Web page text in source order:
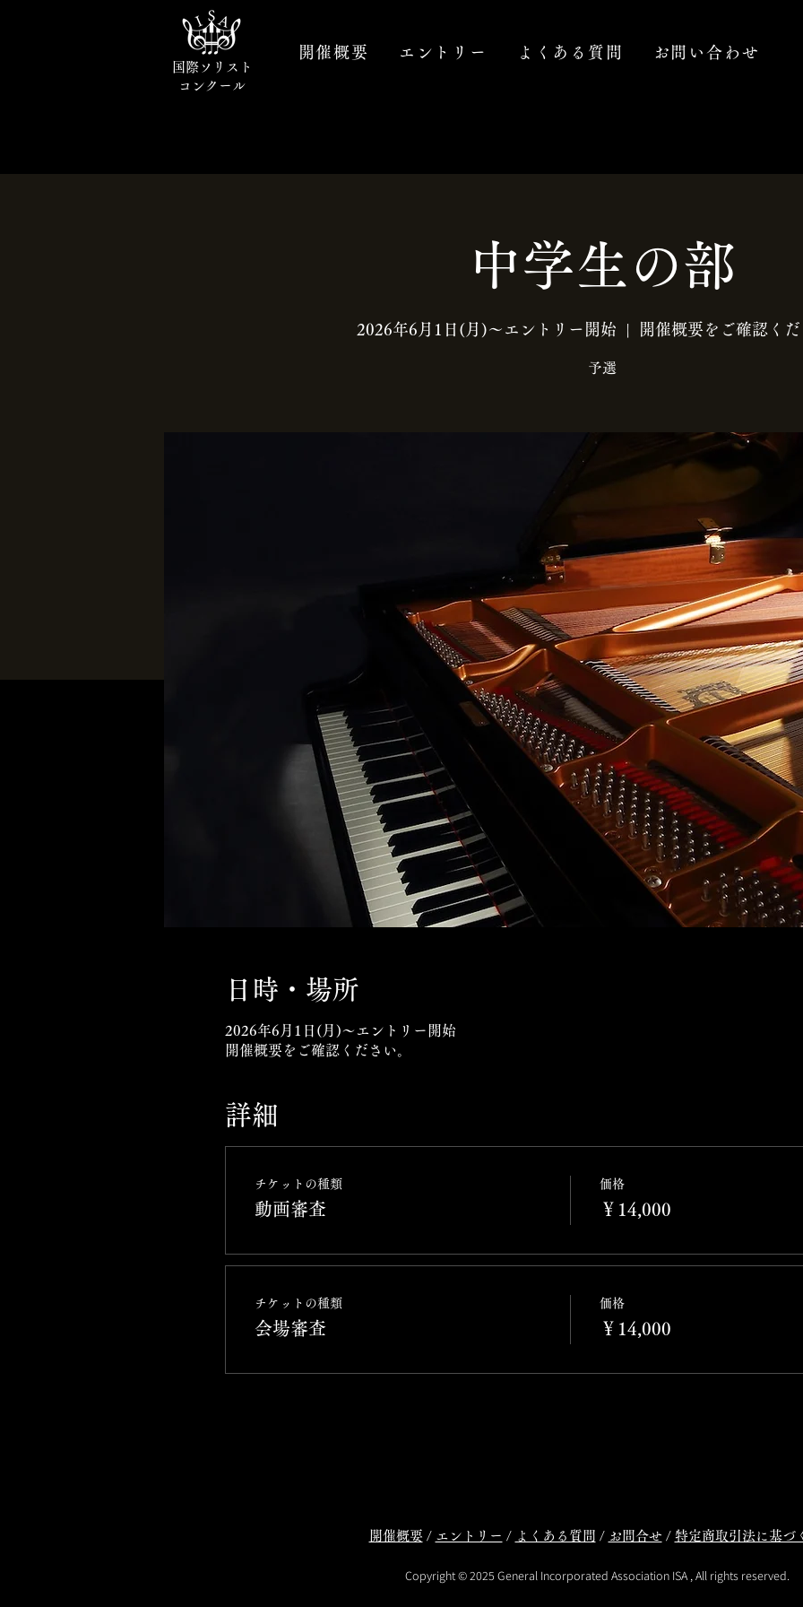
国際ソリスト
コンクール
開催概要 エントリー よくある質問 お問い合わせ
中学生の部
2026年6月1日(月)〜エントリー開始
  |
開催概要をご確認く
予選
日時・場所
2026年6月1日(月)〜エントリー開始
開催概要をご確認ください。
詳細
チケットの種類
動画審査
価格
￥14,000
チケットの種類
会場審査
価格
￥14,000
開催概要 / エントリー / よくある質問 / お問合せ / 特定商取引法に基づ
Copyright © 2025 General Incorporated Association ISA , All rights reserved.